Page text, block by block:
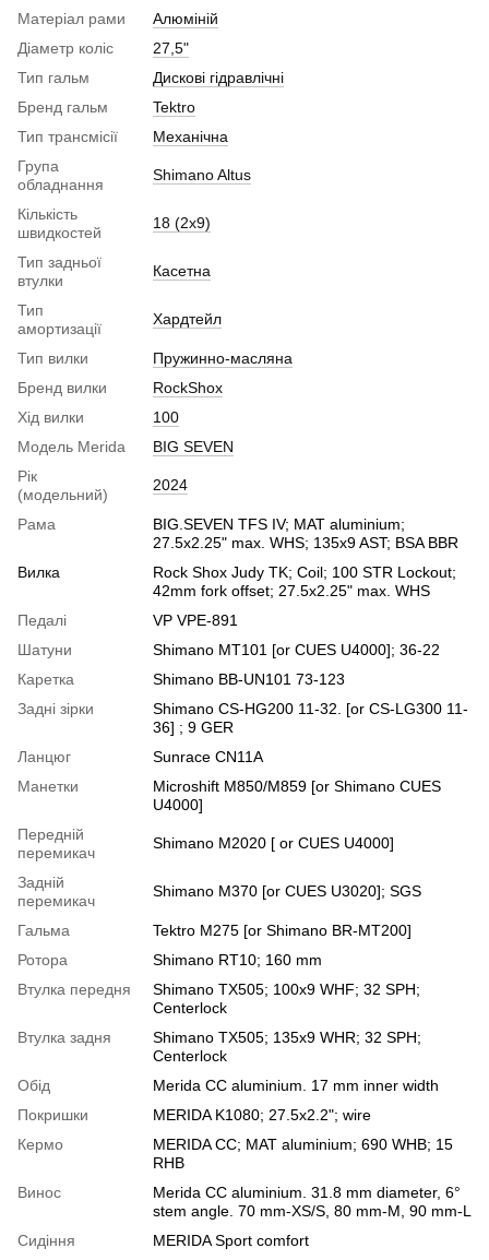
Матеріал рами
Алюміній
Діаметр коліс
27,5"
Тип гальм
Дискові гідравлічні
Бренд гальм
Tektro
Тип трансмісії
Механічна
Група
обладнання
Shimano Altus
Кількість
швидкостей
18 (2x9)
Тип задньої
втулки
Касетна
Тип
амортизації
Хардтейл
Тип вилки
Пружинно-масляна
Бренд вилки
RockShox
Хід вилки
100
Модель Merida
BIG SEVEN
Рік
(модельний)
2024
Рама
BIG.SEVEN TFS IV; MAT aluminium;
27.5x2.25" max. WHS; 135x9 AST; BSA BBR
Вилка
Rock Shox Judy TK; Coil; 100 STR Lockout;
42mm fork offset; 27.5x2.25" max. WHS
Педалі
VP VPE-891
Шатуни
Shimano MT101 [or CUES U4000]; 36-22
Каретка
Shimano BB-UN101 73-123
Задні зірки
Shimano CS-HG200 11-32. [or CS-LG300 11-
36] ; 9 GER
Ланцюг
Sunrace CN11A
Манетки
Microshift M850/M859 [or Shimano CUES
U4000]
Передній
перемикач
Shimano M2020 [ or CUES U4000]
Задній
перемикач
Shimano M370 [or CUES U3020]; SGS
Гальма
Tektro M275 [or Shimano BR-MT200]
Ротора
Shimano RT10; 160 mm
Втулка передня
Shimano TX505; 100x9 WHF; 32 SPH;
Centerlock
Втулка задня
Shimano TX505; 135x9 WHR; 32 SPH;
Centerlock
Обід
Merida CC aluminium. 17 mm inner width
Покришки
MERIDA K1080; 27.5x2.2"; wire
Кермо
MERIDA CC; MAT aluminium; 690 WHB; 15
RHB
Винос
Merida CC aluminium. 31.8 mm diameter, 6°
stem angle. 70 mm-XS/S, 80 mm-M, 90 mm-L
Сидіння
MERIDA Sport comfort